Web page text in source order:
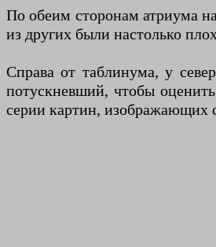
По обеим сторонам атриума
из других были настолько
Справа от таблинума, у
потускневший, чтобы
серии картин, изображающих